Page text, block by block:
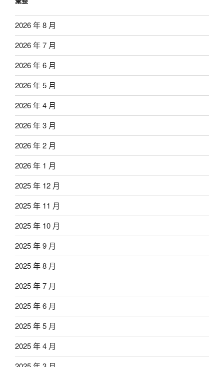
2026 年 8 月
2026 年 7 月
2026 年 6 月
2026 年 5 月
2026 年 4 月
2026 年 3 月
2026 年 2 月
2026 年 1 月
2025 年 12 月
2025 年 11 月
2025 年 10 月
2025 年 9 月
2025 年 8 月
2025 年 7 月
2025 年 6 月
2025 年 5 月
2025 年 4 月